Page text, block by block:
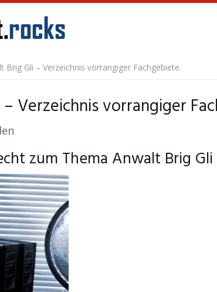
Brig Gli – Verzeichnis vorrangiger Fachgebiete.
Verzeichnis vorrangiger
zum Thema Anwalt Brig